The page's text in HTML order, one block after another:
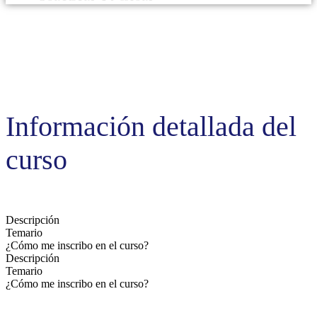
Información detallada del
curso
Descripción
Temario
¿Cómo me inscribo en el curso?
Descripción
Temario
¿Cómo me inscribo en el curso?